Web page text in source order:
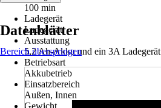
100 min
Ladegerät
Ladegerät
Ausstattung
5,2 Ah-Akku und ein 3A Ladegerät
Betriebsart
Akkubetrieb
Einsatzbereich
Außen, Innen
Gewicht
Datenblätter
Bereich überspringen